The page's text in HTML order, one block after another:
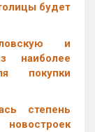
будет
и
наиболее
покупки
степень